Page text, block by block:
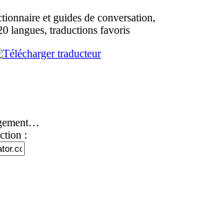
et guides de conversation,
langues, traductions favoris
: